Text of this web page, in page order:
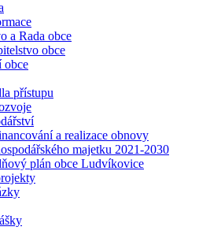
a Rada obce
obce
obce
přístupu
a realizace obnovy
majetku 2021-2030
plán obce Ludvíkovice